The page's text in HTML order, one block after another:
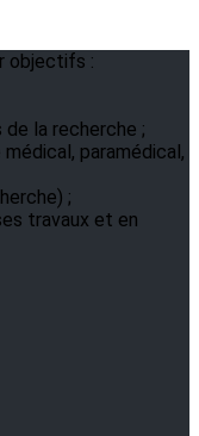
objectifs :
la recherche ;
paramédical,
;
travaux et en